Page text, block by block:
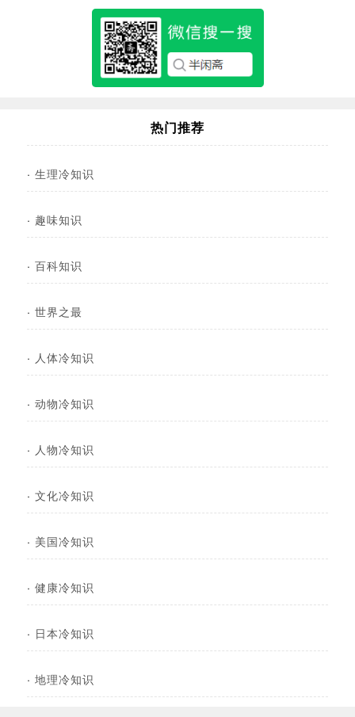
热门推荐
· 生理冷知识
· 趣味知识
· 百科知识
· 世界之最
· 人体冷知识
· 动物冷知识
· 人物冷知识
· 文化冷知识
· 美国冷知识
· 健康冷知识
· 日本冷知识
· 地理冷知识